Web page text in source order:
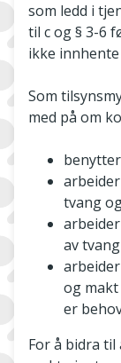
som ledd i
til c og § 3-6
ikke
Som
med på om
tvang
av
og
er
For å bidra